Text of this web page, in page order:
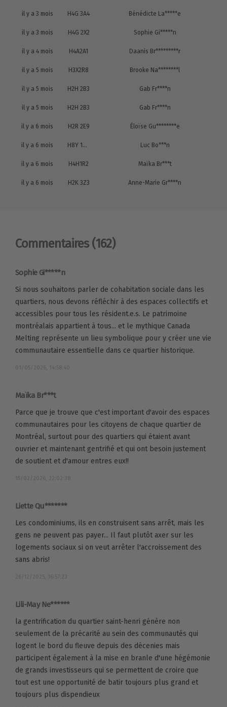
il y a 3 mois H4G 3A4 Bénédicte La*****e
il y a 3 mois H4G 2X2 Sophie Gi*****n
il y a 4 mois H4A2A1 Daanis Br*********r
il y a 5 mois H3X2R8 Brooke Na********l
il y a 5 mois H2H 2B3 Gab Fr****n
il y a 5 mois H2H 2B3 Gab Fr****n
il y a 6 mois H2R 2E9 Éloïse Gu********e
il y a 6 mois H8Y 1M3 Luc Bo***n
il y a 6 mois H4H1R2 Maïka Br***t
il y a 6 mois H2K 3Z3 Anne-Marie Gr****n
Commentaires (162)
Sophie Gi*****n
Si nous souhaitons parler de cohabitation sociale dans les
quartiers, nous devons réfléchir à des espaces collectifs et
accessibles pour tous les résident.e.s. Le patrimoine
montréalais appartient à tous... et le mythique Canada
Melting représente un lieu symbolique pour y créer une vie
communautaire essentielle dans ce quartier historique.
01/05/2026, 14:58:40
Maïka Br***t
Parce que je trouve que c'est important d'avoir des espaces
communautaires pour les citoyens de chaque quartier de
Montréal, surtout pour des quartiers qui étaient avant
ouvrier et maintenant gentrifié et qui ont besoin justement
de soutient et d'amour entres eux!!
15/02/2026, 22:02:38
Liette Qu*******
Les condominiums, ils en construisent sans arrêt, mais les
gens ne peuvent pas payer... Il faut plutôt axer sur les
logements sociaux si on veut arrêter l'accroissement des
sans abris!
26/12/2025, 16:57:23
Lili-May Ne******
la gentrification du quartier saint-henri génère non
seulement de la précarité au sein des communautés qui
logent le bord du fleuve depuis des décenies mais
participent également à la mise en branle d'une hégémonie
de grands investisseurs qui se permettent de croire que
tout est une opportunité de batir toujours plus grand et
toujours plus dispendieux